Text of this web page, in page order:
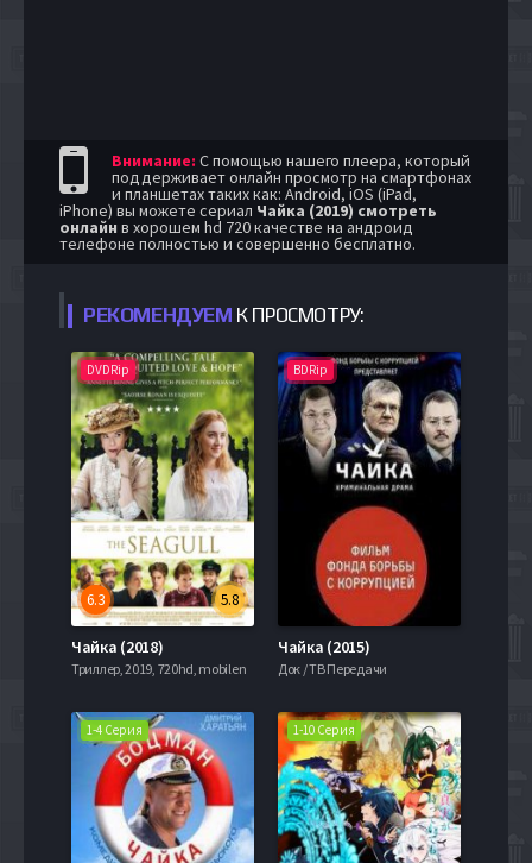
Внимание: С помощью нашего плеера, который
поддерживает онлайн просмотр на смартфонах
и планшетах таких как: Android, iOS (iPad,
iPhone) вы можете сериал Чайка (2019) смотреть
онлайн в хорошем hd 720 качестве на андроид
телефоне полностью и совершенно бесплатно.
РЕКОМЕНДУЕМ К ПРОСМОТРУ:
DVDRip
5.8
6.3
Чайка (2018)
Триллер, 2019, 720hd, mobilen
BDRip
Чайка (2015)
Док / ТВ Передачи
1-4 Серия 1-10 Серия